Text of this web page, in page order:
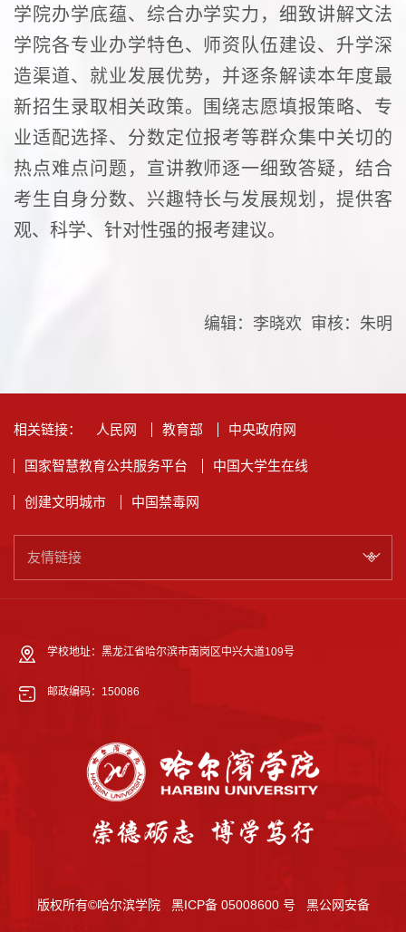
学院办学底蕴、综合办学实力，细致讲解文法
学院各专业办学特色、师资队伍建设、升学深
造渠道、就业发展优势，并逐条解读本年度最
新招生录取相关政策。围绕志愿填报策略、专
业适配选择、分数定位报考等群众集中关切的
热点难点问题，宣讲教师逐一细致答疑，结合
考生自身分数、兴趣特长与发展规划，提供客
观、科学、针对性强的报考建议。
编辑：李晓欢 审核：朱明
相关链接： 人民网 教育部 中央政府网
国家智慧教育公共服务平台 中国大学生在线
创建文明城市 中国禁毒网
友情链接
学校地址：黑龙江省哈尔滨市南岗区中兴大道109号
邮政编码：150086
版权所有©哈尔滨学院 黑ICP备 05008600 号 黑公网安备